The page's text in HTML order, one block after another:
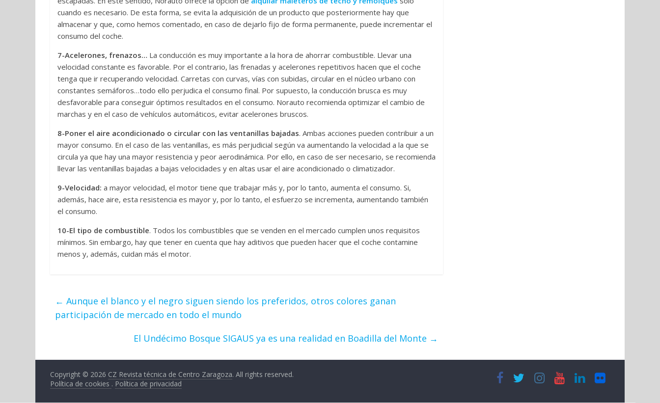
cuando es necesario. De esta forma, se evita la adquisición de un producto que posteriormente hay que
almacenar y que, como hemos comentado, en caso de dejarlo fijo de forma permanente, puede incrementar el
consumo del coche.
7-Acelerones, frenazos… La conducción es muy importante a la hora de ahorrar combustible. Llevar una
velocidad constante es favorable. Por el contrario, las frenadas y acelerones repetitivos hacen que el coche
tenga que ir recuperando velocidad. Carretas con curvas, vías con subidas, circular en el núcleo urbano con
constantes semáforos…todo ello perjudica el consumo final. Por supuesto, la conducción brusca es muy
desfavorable para conseguir óptimos resultados en el consumo. Norauto recomienda optimizar el cambio de
marchas y en el caso de vehículos automáticos, evitar acelerones bruscos.
8-Poner el aire acondicionado o circular con las ventanillas bajadas. Ambas acciones pueden contribuir a un
mayor consumo. En el caso de las ventanillas, es más perjudicial según va aumentando la velocidad a la que se
circula ya que hay una mayor resistencia y peor aerodinámica. Por ello, en caso de ser necesario, se recomienda
llevar las ventanillas bajadas a bajas velocidades y en altas usar el aire acondicionado o climatizador.
9-Velocidad: a mayor velocidad, el motor tiene que trabajar más y, por lo tanto, aumenta el consumo. Si,
además, hace aire, esta resistencia es mayor y, por lo tanto, el esfuerzo se incrementa, aumentando también
el consumo.
10-El tipo de combustible. Todos los combustibles que se venden en el mercado cumplen unos requisitos
mínimos. Sin embargo, hay que tener en cuenta que hay aditivos que pueden hacer que el coche contamine
menos y, además, cuidan más el motor.
← Aunque el blanco y el negro siguen siendo los preferidos, otros colores ganan
participación de mercado en todo el mundo
El Undécimo Bosque SIGAUS ya es una realidad en Boadilla del Monte →
Copyright © 2026 CZ Revista técnica de Centro Zaragoza. All rights reserved.
Política de cookies . Política de privacidad